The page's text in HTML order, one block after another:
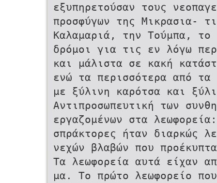
εξυπηρετούσαν τους
προσφύγων της Μικρασια-
Καλαμαριά, την Τούμπα,
δρόμοι για τις εν λόγω
και μάλιστα σε κακή
ενώ τα περισσότερα από
με ξύλινη καρότσα και
Αντιπροσωπευτική των
εργαζομένων στα
σπράκτορες ήταν διαρκώς
νεχών βλαβών που
Τα λεωφορεία αυτά είχαν
μα. Το πρώτο λεωφορείο